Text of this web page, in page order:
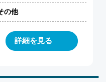
の他
詳細を見る